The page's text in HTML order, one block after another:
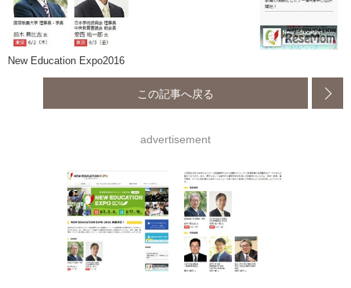
New Education Expo2016
この記事へ戻る
advertisement